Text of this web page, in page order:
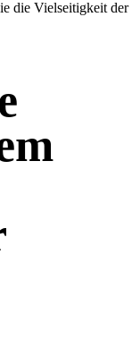
die Vielseitigkeit der